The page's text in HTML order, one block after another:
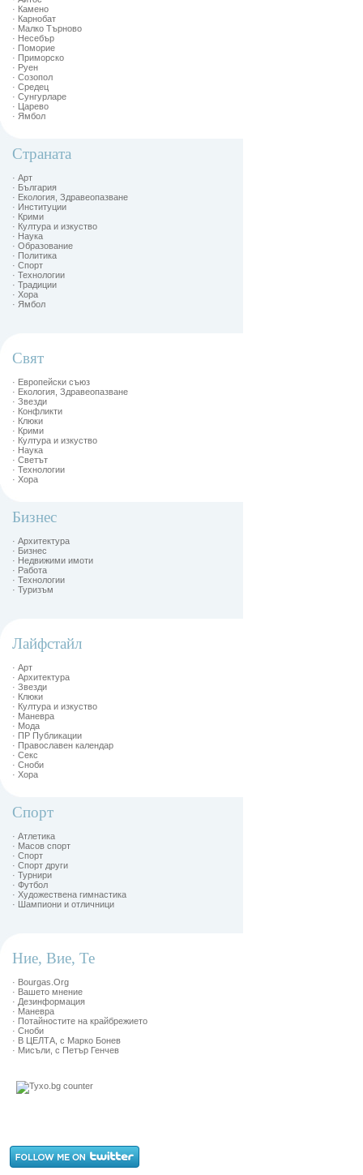
· Камено
· Карнобат
· Малко Търново
· Несебър
· Поморие
· Приморско
· Руен
· Созопол
· Средец
· Сунгурларе
· Царево
· Ямбол
Страната
· Арт
· България
· Екология, Здравеопазване
· Институции
· Крими
· Култура и изкуство
· Наука
· Образование
· Политика
· Спорт
· Технологии
· Традиции
· Хора
· Ямбол
Свят
· Европейски съюз
· Екология, Здравеопазване
· Звезди
· Конфликти
· Клюки
· Крими
· Култура и изкуство
· Наука
· Светът
· Технологии
· Хора
Бизнес
· Архитектура
· Бизнес
· Недвижими имоти
· Работа
· Технологии
· Туризъм
Лайфстайл
· Арт
· Архитектура
· Звезди
· Клюки
· Култура и изкуство
· Маневра
· Мода
· ПР Публикации
· Православен календар
· Секс
· Сноби
· Хора
Спорт
· Атлетика
· Масов спорт
· Спорт
· Спорт други
· Турнири
· Футбол
· Художествена гимнастика
· Шампиони и отличници
Ние, Вие, Те
· Bourgas.Org
· Вашето мнение
· Дезинформация
· Маневра
· Потайностите на крайбрежието
· Сноби
· В ЦЕЛТА, с Марко Бонев
· Мисъли, с Петър Генчев